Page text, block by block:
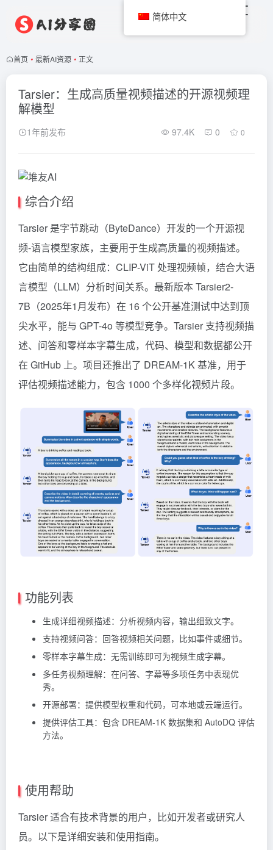
首页 • 最新AI资源 • 正文
Tarsier：生成高质量视频描述的开源视频理
解模型
1年前发布 97.4K 0 0
综合介绍
Tarsier 是字节跳动（ByteDance）开发的一个开源视
频-语言模型家族，主要用于生成高质量的视频描述。
它由简单的结构组成：CLIP-ViT 处理视频帧，结合大语
言模型（LLM）分析时间关系。最新版本 Tarsier2-
7B（2025年1月发布）在 16 个公开基准测试中达到顶
尖水平，能与 GPT-4o 等模型竞争。Tarsier 支持视频描
述、问答和零样本字幕生成，代码、模型和数据都公开
在 GitHub 上。项目还推出了 DREAM-1K 基准，用于
评估视频描述能力，包含 1000 个多样化视频片段。
功能列表
生成详细视频描述：分析视频内容，输出细致文字。
支持视频问答：回答视频相关问题，比如事件或细节。
零样本字幕生成：无需训练即可为视频生成字幕。
多任务视频理解：在问答、字幕等多项任务中表现优
秀。
开源部署：提供模型权重和代码，可本地或云端运行。
提供评估工具：包含 DREAM-1K 数据集和 AutoDQ 评估
方法。
使用帮助
Tarsier 适合有技术背景的用户，比如开发者或研究人
员。以下是详细安装和使用指南。
简体中文